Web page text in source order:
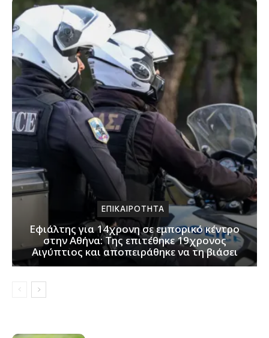
ΕΠΙΚΑΙΡΟΤΗΤΑ
Εφιάλτης για 14χρονη σε εμπορικό κέντρο
στην Αθήνα: Της επιτέθηκε 19χρονος
Αιγύπτιος και αποπειράθηκε να τη βιάσει